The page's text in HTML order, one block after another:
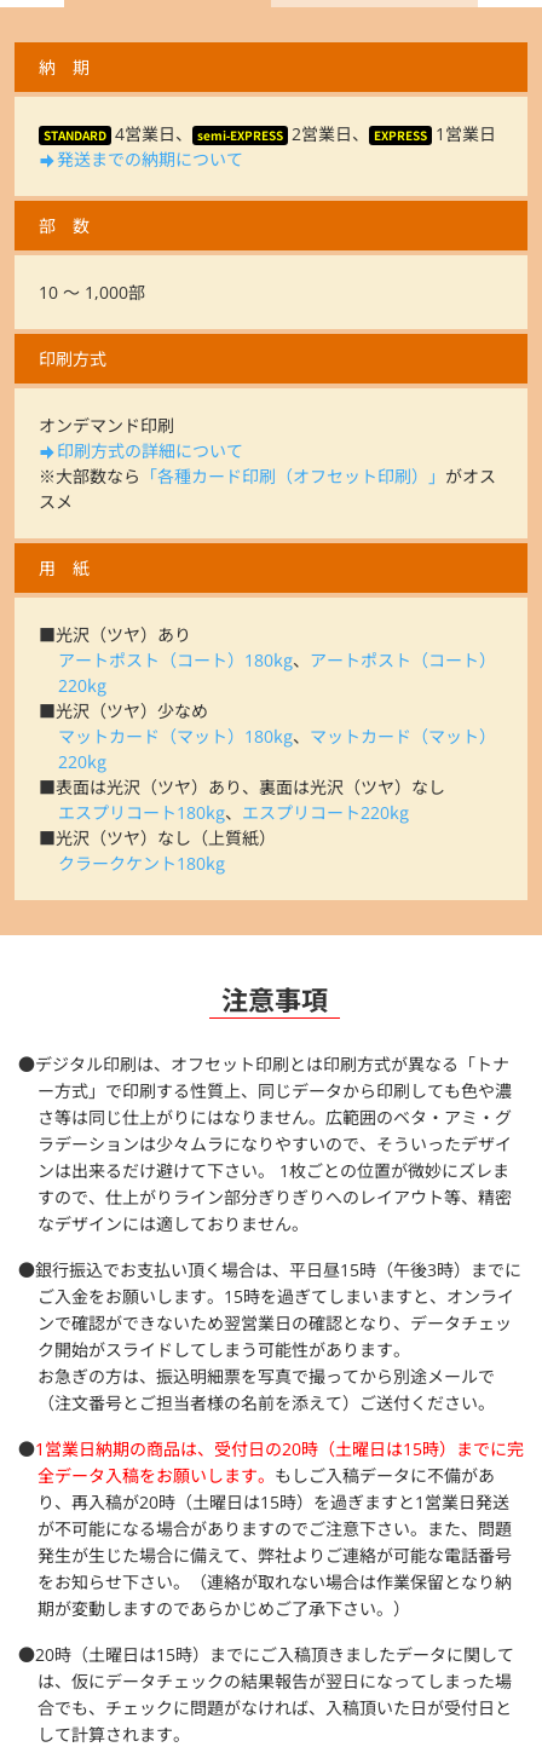
納 期
STANDARD 4営業日、 semi-EXPRESS 2営業日、 EXPRESS 1営業日
発送までの納期について
部 数
10 ～ 1,000部
印刷方式
オンデマンド印刷
印刷方式の詳細について
※大部数なら 「各種カード印刷（オフセット印刷）」 がオス
スメ
用 紙
■光沢（ツヤ）あり
アートポスト（コート）180kg、 アートポスト（コート）
220kg
■光沢（ツヤ）少なめ
マットカード（マット）180kg、 マットカード（マット）
220kg
■表面は光沢（ツヤ）あり、裏面は光沢（ツヤ）なし
エスプリコート180kg、 エスプリコート220kg
■光沢（ツヤ）なし（上質紙）
クラークケント180kg
注意事項
●デジタル印刷は、オフセット印刷とは印刷方式が異なる「トナ
ー方式」で印刷する性質上、同じデータから印刷しても色や濃
さ等は同じ仕上がりにはなりません。広範囲のベタ・アミ・グ
ラデーションは少々ムラになりやすいので、そういったデザイ
ンは出来るだけ避けて下さい。 1枚ごとの位置が微妙にズレま
すので、仕上がりライン部分ぎりぎりへのレイアウト等、精密
なデザインには適しておりません。
●銀行振込でお支払い頂く場合は、平日昼15時（午後3時）までに
ご入金をお願いします。15時を過ぎてしまいますと、オンライ
ンで確認ができないため翌営業日の確認となり、データチェッ
ク開始がスライドしてしまう可能性があります。
お急ぎの方は、振込明細票を写真で撮ってから別途メールで
（注文番号とご担当者様の名前を添えて）ご送付ください。
●1営業日納期の商品は、受付日の20時（土曜日は15時）までに完
全データ入稿をお願いします。 もしご入稿データに不備があ
り、再入稿が20時（土曜日は15時）を過ぎますと1営業日発送
が不可能になる場合がありますのでご注意下さい。また、問題
発生が生じた場合に備えて、弊社よりご連絡が可能な電話番号
をお知らせ下さい。（連絡が取れない場合は作業保留となり納
期が変動しますのであらかじめご了承下さい。）
●20時（土曜日は15時）までにご入稿頂きましたデータに関して
は、仮にデータチェックの結果報告が翌日になってしまった場
合でも、チェックに問題がなければ、入稿頂いた日が受付日と
して計算されます。